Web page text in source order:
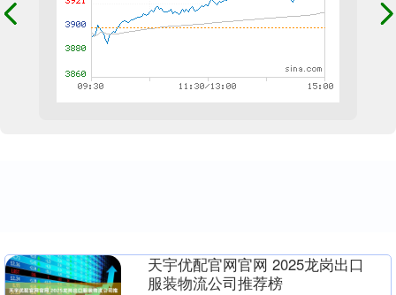
天宇优配官网官网 2025龙岗出口
服装物流公司推荐榜